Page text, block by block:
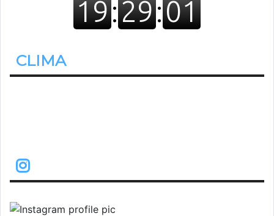
CLIMA